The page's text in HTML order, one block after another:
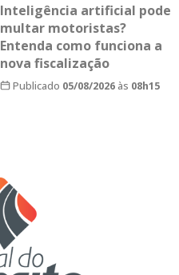
Inteligência artificial pode
multar motoristas?
Entenda como funciona a
nova fiscalização
Publicado 05/08/2026às 08h15